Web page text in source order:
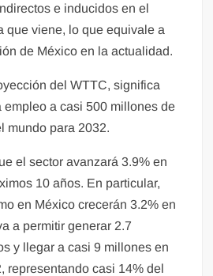
e inducidos en el
que viene, lo que equivale a
de México en la actualidad.
del WTTC, significa
empleo a casi 500 millones de
mundo para 2032.
el sector avanzará 3.9% en
10 años. En particular,
en México crecerán 3.2% en
a permitir generar 2.7
y llegar a casi 9 millones en
representando casi 14% del